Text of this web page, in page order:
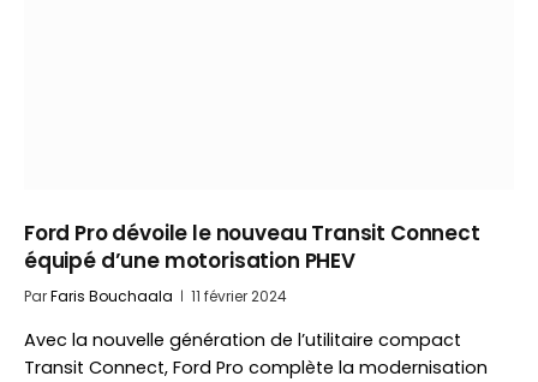
Ford Pro dévoile le nouveau Transit Connect
équipé d’une motorisation PHEV
ParFaris Bouchaala 11 février 2024
Avec la nouvelle génération de l’utilitaire compact
Transit Connect, Ford Pro complète la modernisation